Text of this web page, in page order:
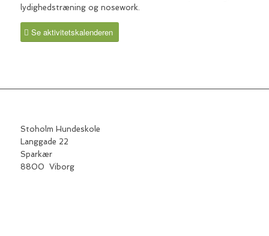
lydighedstræning og nosework.
Se aktivitetskalenderen
Stoholm Hundeskole
Langgade 22
Sparkær
8800 Viborg